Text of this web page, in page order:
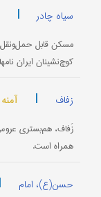
سیاه چادر |
مسكن قابل حمل‌و‌نقل
كوچ‌نشینان ایران
زفاف |
زَفاف، هم‌بستری
همراه است.
حسن(ع)، امام |